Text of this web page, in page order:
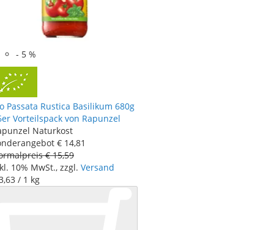
- 5 %
Passata Rustica Basilikum 680g
Vorteilspack von Rapunzel
Naturkost
€ 14,81
€ 15,59
10% MwSt., zzgl. Versand
,63 / 1 kg